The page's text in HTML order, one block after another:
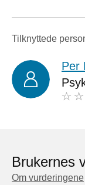
Tilknyttede
Per
Brukernes
Om vurderingene